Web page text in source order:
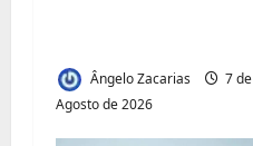
i
g
Ângelo Zacarias
7 de
Agosto de 2026